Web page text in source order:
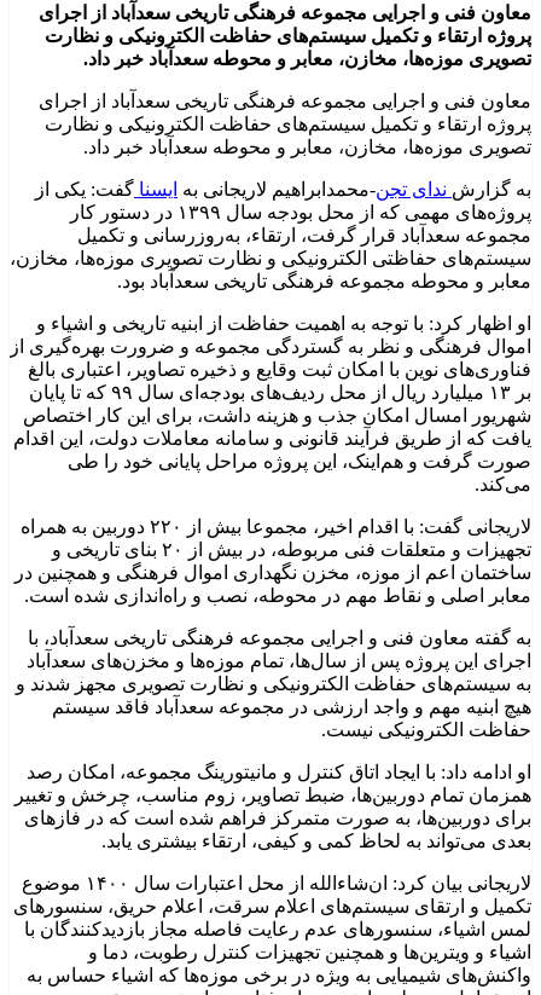
معاون فنی و اجرایی مجموعه فرهنگی تاریخی سعدآباد از اجرای
پروژه ارتقاء و تکمیل سیستم‌های حفاظت الکترونیکی و نظارت
تصویری موزه‌ها، مخازن، معابر و محوطه سعدآباد خبر داد.
معاون فنی و اجرایی مجموعه فرهنگی تاریخی سعدآباد از اجرای
پروژه ارتقاء و تکمیل سیستم‌های حفاظت الکترونیکی و نظارت
تصویری موزه‌ها، مخازن، معابر و محوطه سعدآباد خبر داد.
به گزارش ندای تجن-محمدابراهیم لاریجانی به ایسنا گفت: یکی از
پروژه‌های مهمی که از محل بودجه سال ۱۳۹۹ در دستور کار
مجموعه سعدآباد قرار گرفت، ارتقاء، به‌روزرسانی و تکمیل
سیستم‌های حفاظتی الکترونیکی و نظارت تصویری موزه‌ها، مخازن،
معابر و محوطه مجموعه فرهنگی تاریخی سعدآباد بود.
او اظهار کرد: با توجه به اهمیت حفاظت از ابنیه تاریخی و اشیاء و
اموال فرهنگی و نظر به گستردگی مجموعه و ضرورت بهره‌گیری از
فناوری‌های نوین با امکان ثبت وقایع و ذخیره تصاویر، اعتباری بالغ
بر ۱۳ میلیارد ریال از محل ردیف‌های بودجه‌ای سال ۹۹ که تا پایان
شهریور امسال امکان جذب و هزینه داشت، برای این کار اختصاص
یافت که از طریق فرآیند قانونی و سامانه معاملات دولت، این اقدام
صورت گرفت و هم‌اینک، این پروژه مراحل پایانی خود را طی
می‌کند.
لاریجانی گفت: با اقدام اخیر، مجموعا بیش از ۲۲۰ دوربین به همراه
تجهیزات و متعلقات فنی مربوطه، در بیش از ۲۰ بنای تاریخی و
ساختمان اعم از موزه، مخزن نگهداری اموال فرهنگی و همچنین در
معابر اصلی و نقاط مهم در محوطه، نصب و راه‌اندازی شده است.
به گفته معاون فنی و اجرایی مجموعه فرهنگی تاریخی سعدآباد، با
اجرای این پروژه پس از سال‌ها، تمام موزه‌ها و مخزن‌های سعدآباد
به سیستم‌های حفاظت الکترونیکی و نظارت تصویری مجهز شدند و
هیچ ابنیه مهم و واجد ارزشی در مجموعه سعدآباد فاقد سیستم
حفاظت الکترونیکی نیست.
او ادامه داد: با ایجاد اتاق کنترل و مانیتورینگ مجموعه، امکان رصد
همزمان تمام دوربین‌ها، ضبط تصاویر، زوم مناسب، چرخش و تغییر
برای دوربین‌ها، به صورت متمرکز فراهم شده است که در فازهای
بعدی می‌تواند به لحاظ کمی و کیفی، ارتقاء بیشتری یابد.
لاریجانی بیان کرد: ان‌شاء‌الله از محل اعتبارات سال ۱۴۰۰ موضوع
تکمیل و ارتقای سیستم‌های اعلام سرقت، اعلام حریق، سنسورهای
لمس اشیاء، سنسورهای عدم رعایت فاصله مجاز بازدیدکنندگان با
اشیاء و ویترین‌ها و همچنین تجهیزات کنترل رطوبت، دما و
واکنش‌های شیمیایی به ویژه در برخی موزه‌ها که اشیاء حساس به